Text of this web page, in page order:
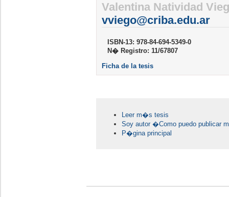
Valentina Natividad
vviego@criba.edu.ar
ISBN-13: 978-84-694-5349-0
N� Registro: 11/67807
Ficha de la tesis
Leer m�s tesis
Soy autor �Como puedo publicar
P�gina principal